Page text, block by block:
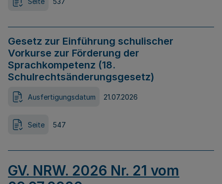
Gesetz zur Einführung schulischer
Vorkurse zur Förderung der
Sprachkompetenz (18.
Schulrechtsänderungsgesetz)
Ausfertigungsdatum 21.07.2026
Seite 547
GV. NRW. 2026 Nr. 21 vom